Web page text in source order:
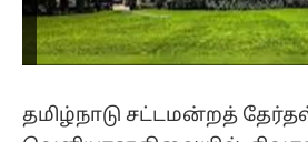
தமிழ்நாடு சட்டமன்றத் தேர்தல்